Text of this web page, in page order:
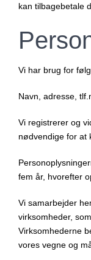
kan tilbagebetale
Vi har brug for
Navn, adresse,
Vi registrerer og
nødvendige for at
fem år, hvorefter
Vi samarbejder
virksomheder,
Virksomhederne
vores vegne og